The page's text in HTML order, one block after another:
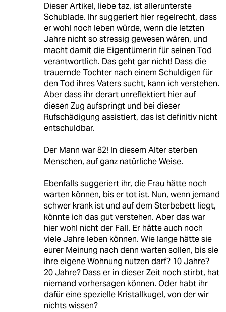
Dieser Artikel, liebe taz, ist allerunterste
Schublade. Ihr suggeriert hier regelrecht, dass
er wohl noch leben würde, wenn die letzten
Jahre nicht so stressig gewesen wären, und
macht damit die Eigentümerin für seinen Tod
verantwortlich. Das geht gar nicht! Dass die
trauernde Tochter nach einem Schuldigen für
den Tod ihres Vaters sucht, kann ich verstehen.
Aber dass ihr derart unreflektiert hier auf
diesen Zug aufspringt und bei dieser
Rufschädigung assistiert, das ist definitiv nicht
entschuldbar.
Der Mann war 82! In diesem Alter sterben
Menschen, auf ganz natürliche Weise.
Ebenfalls suggeriert ihr, die Frau hätte noch
warten können, bis er tot ist. Nun, wenn jemand
schwer krank ist und auf dem Sterbebett liegt,
könnte ich das gut verstehen. Aber das war
hier wohl nicht der Fall. Er hätte auch noch
viele Jahre leben können. Wie lange hätte sie
eurer Meinung nach denn warten sollen, bis sie
ihre eigene Wohnung nutzen darf? 10 Jahre?
20 Jahre? Dass er in dieser Zeit noch stirbt, hat
niemand vorhersagen können. Oder habt ihr
dafür eine spezielle Kristallkugel, von der wir
nichts wissen?